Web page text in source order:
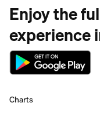
Enjoy the
experience
Charts